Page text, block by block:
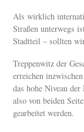
Als wirklich
Straßen unterwegs
Stadtteil – sollten
Treppenwitz der
erreichen
das hohe Niveau
also von beiden
gearbeitet werden.